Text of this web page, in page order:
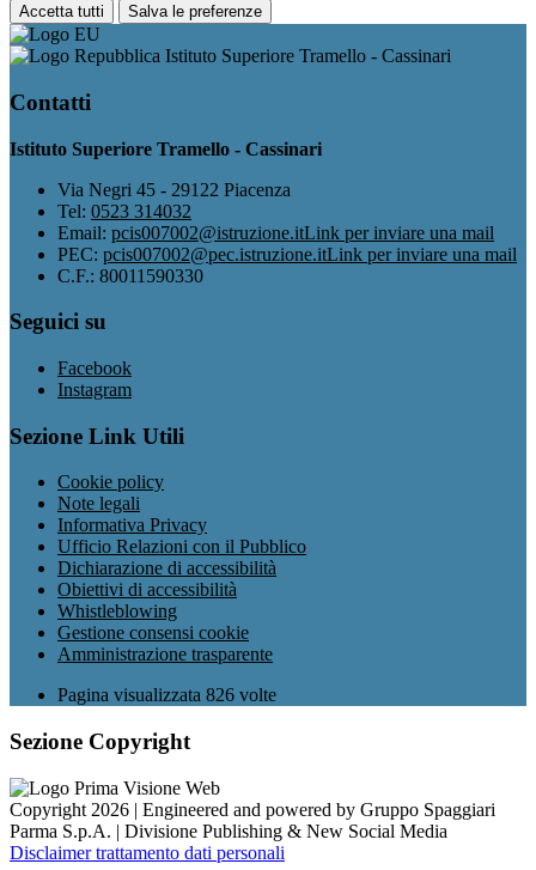
Accetta tutti Salva le preferenze
Istituto Superiore Tramello - Cassinari
Contatti
Istituto Superiore Tramello - Cassinari
Via Negri 45 - 29122 Piacenza
Tel: 0523 314032
Email: pcis007002@istruzione.itLink per inviare una mail
PEC: pcis007002@pec.istruzione.itLink per inviare una mail
C.F.: 80011590330
Seguici su
Facebook
Instagram
Sezione Link Utili
Cookie policy
Note legali
Informativa Privacy
Ufficio Relazioni con il Pubblico
Dichiarazione di accessibilità
Obiettivi di accessibilità
Whistleblowing
Gestione consensi cookie
Amministrazione trasparente
Pagina visualizzata 826 volte
Sezione Copyright
Copyright 2026 | Engineered and powered by Gruppo Spaggiari
Parma S.p.A. | Divisione Publishing & New Social Media
Disclaimer trattamento dati personali